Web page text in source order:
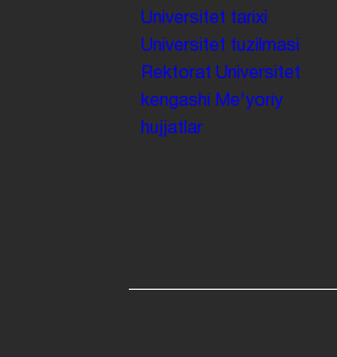
Universitet tarixi
Universitet tuzilmasi
Rektorat Universitet
kengashi
Me'yoriy
hujjatlar